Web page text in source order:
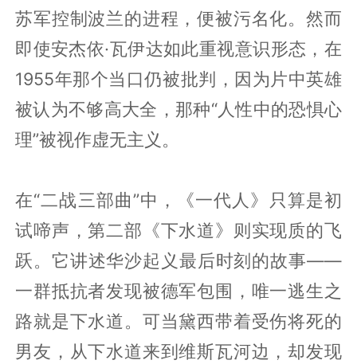
苏军控制波兰的进程，便被污名化。然而
即使安杰依·瓦伊达如此重视意识形态，在
1955年那个当口仍被批判，因为片中英雄
被认为不够高大全，那种“人性中的恐惧心
理”被视作虚无主义。
在“二战三部曲”中，《一代人》只算是初
试啼声，第二部《下水道》则实现质的飞
跃。它讲述华沙起义最后时刻的故事——
一群抵抗者发现被德军包围，唯一逃生之
路就是下水道。可当黛西带着受伤将死的
男友，从下水道来到维斯瓦河边，却发现